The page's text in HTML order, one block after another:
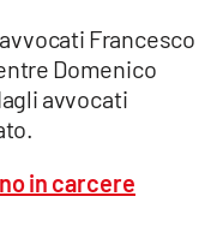
Francesco
Domenico
avvocati
in carcere